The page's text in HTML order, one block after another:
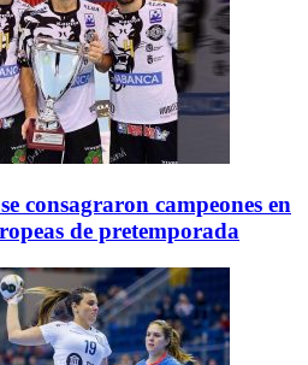
consagraron campeones en
de pretemporada